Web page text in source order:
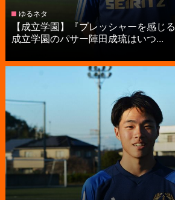
ゆるネタ
【成立学園】『プレッシャーを感じ
成立学園のパサー陣田成琉はいつ...